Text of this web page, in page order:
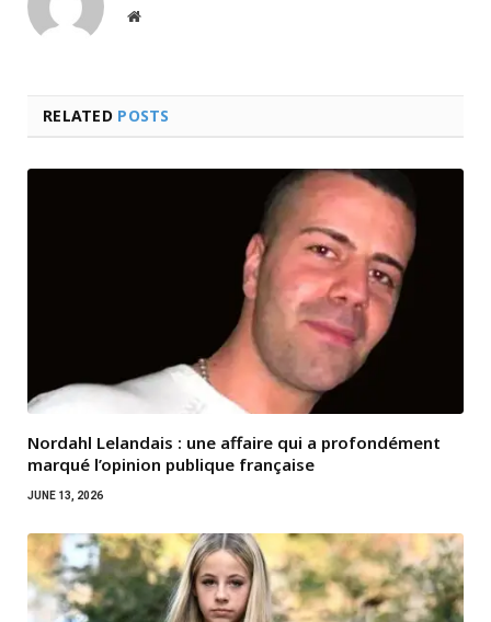
Website
RELATED POSTS
Nordahl Lelandais : une affaire qui a profondément
marqué l’opinion publique française
JUNE 13, 2026